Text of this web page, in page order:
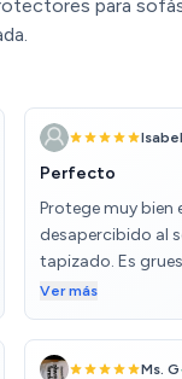
para
Isabel
Perfecto
Protege muy bien
desapercibido al
tapizado. Es
volveré a comprar
Ver más
Ms. G